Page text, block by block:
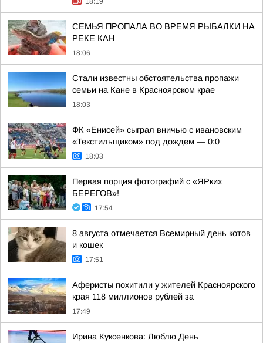
СЕМЬЯ ПРОПАЛА ВО ВРЕМЯ РЫБАЛКИ НА
РЕКЕ КАН
18:06
Стали известны обстоятельства пропажи
семьи на Кане в Красноярском крае
18:03
ФК «Енисей» сыграл вничью с ивановским
«Текстильщиком» под дождем — 0:0
18:03
Первая порция фотографий с «ЯРких
БЕРЕГОВ»!
17:54
8 августа отмечается Всемирный день котов
и кошек
17:51
Аферисты похитили у жителей Красноярского
края 118 миллионов рублей за
17:49
Ирина Куксенкова: Люблю День